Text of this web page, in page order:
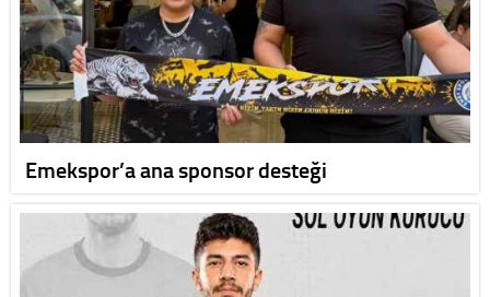
Emekspor’a ana sponsor desteği